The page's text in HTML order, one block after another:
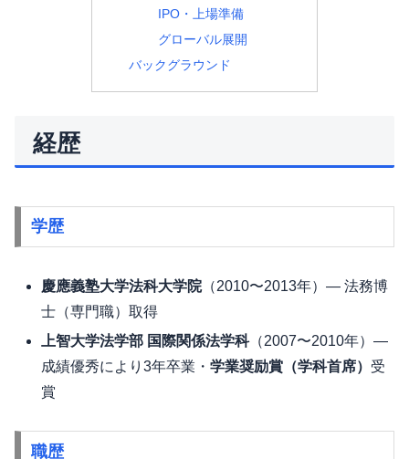
IPO・上場準備
グローバル展開
バックグラウンド
経歴
学歴
慶應義塾大学法科大学院（2010〜2013年）— 法務博
士（専門職）取得
上智大学法学部 国際関係法学科（2007〜2010年）—
成績優秀により3年卒業・学業奨励賞（学科首席） 受
賞
職歴